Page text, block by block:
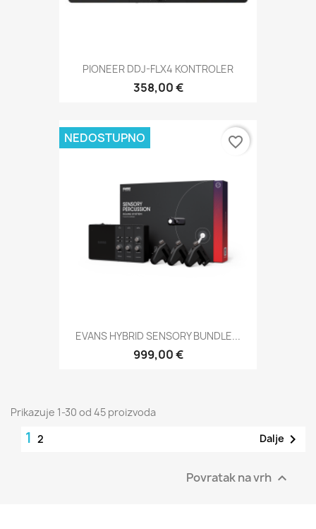
PIONEER DDJ-FLX4 KONTROLER
358,00 €
EVANS HYBRID SENSORY BUNDLE...
999,00 €
NEDOSTUPNO favorite_border
Prikazuje 1-30 od 45 proizvoda
1 2 Dalje 
Povratak na vrh 